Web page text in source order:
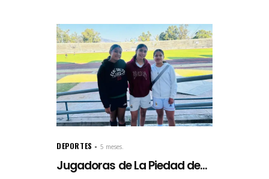
DEPORTES 5 meses.
Jugadoras de La Piedad de...